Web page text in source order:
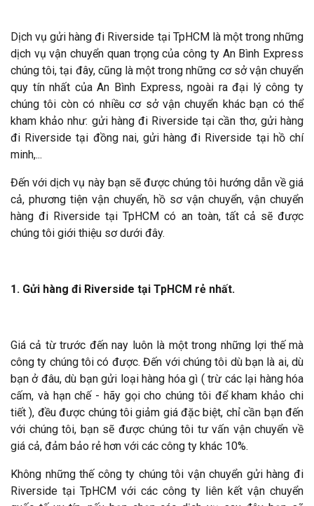
Dịch vụ gửi hàng đi Riverside tại TpHCM là một trong những
dịch vụ vận chuyển quan trọng của công ty An Bình Express
chúng tôi, tại đây, cũng là một trong những cơ sở vận chuyển
quy tín nhất của An Bình Express, ngoài ra đại lý công ty
chúng tôi còn có nhiều cơ sở vận chuyển khác bạn có thể
kham khảo như: gửi hàng đi Riverside tại cần thơ, gửi hàng
đi Riverside tại đồng nai, gửi hàng đi Riverside tại hồ chí
minh,...
Đến với dịch vụ này bạn sẽ được chúng tôi hướng dẫn về giá
cả, phương tiện vận chuyển, hồ sơ vận chuyển, vận chuyển
hàng đi Riverside tại TpHCM có an toàn, tất cả sẽ được
chúng tôi giới thiệu sơ dưới đây.
1. Gửi hàng đi Riverside tại TpHCM rẻ nhất.
Giá cả từ trước đến nay luôn là một trong những lợi thế mà
công ty chúng tôi có được. Đến với chúng tôi dù bạn là ai, dù
bạn ở đâu, dù bạn gửi loại hàng hóa gì ( trừ các lại hàng hóa
cấm, và hạn chế - hãy gọi cho chúng tôi để kham khảo chi
tiết ), đều được chúng tôi giảm giá đặc biệt, chỉ cần bạn đến
với chúng tôi, bạn sẽ được chúng tôi tư vấn vận chuyển về
giá cả, đảm bảo rẻ hơn với các công ty khác 10%.
Không những thế công ty chúng tôi vận chuyển gửi hàng đi
Riverside tại TpHCM với các công ty liên kết vận chuyển